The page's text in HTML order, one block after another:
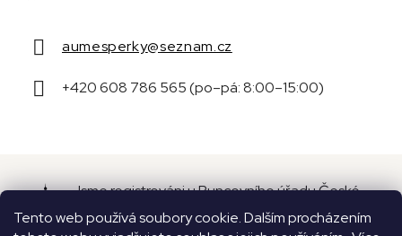
Tento web používá soubory cookie. Dalším procházením
aumesperky@seznam.cz
+420 608 786 565 (po–pá: 8:00–15:00)
Jsme registrováni u Puncovního úřadu České
republiky pod číslem 16087.